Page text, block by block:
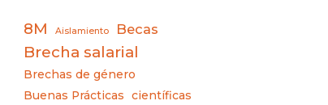
8M Aislamiento Becas
Brecha salarial
Brechas de género
Buenas Prácticas
científicas